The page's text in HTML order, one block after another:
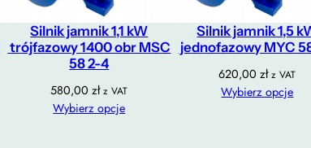
Silnik jamnik 1,1 kW
trójfazowy 1400 obr MSC
58 2-4
580,00zł z VAT
Wybierz opcje
Silnik jamnik 1,5
jednofazowy MYC
620,00zł z VAT
Wybierz opcje